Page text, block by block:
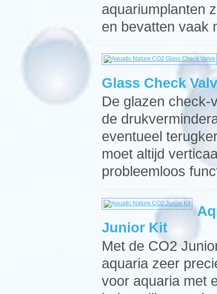
aquariumplanten
en bevatten vaak
Glass Check
De glazen check-
de
eventueel
moet altijd
probleemloos
Junior Kit
Met de CO2
aquaria zeer
voor aquaria met